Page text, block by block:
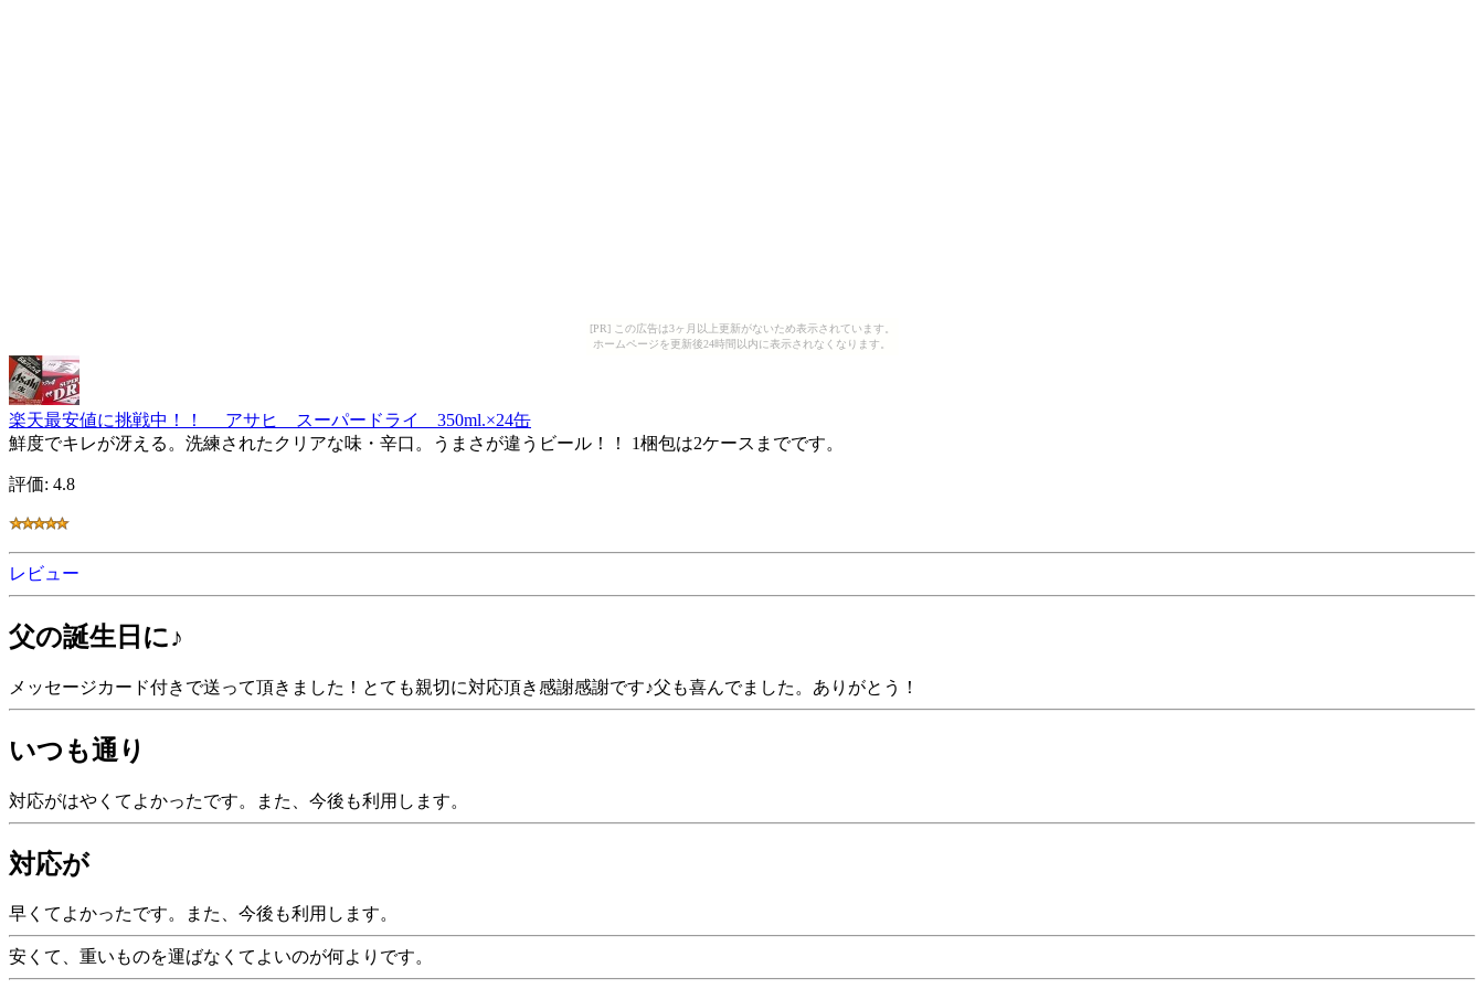
[PR] この広告は3ヶ月以上更新がないため表示されています。
ホームページを更新後24時間以内に表示されなくなります。
楽天最安値に挑戦中！！ アサヒ スーパードライ 350ml.×24缶
鮮度でキレが冴える。洗練されたクリアな味・辛口。うまさが違うビール！！ 1梱包は2ケースまでです。
評価: 4.8
レビュー
父の誕生日に♪
メッセージカード付きで送って頂きました！とても親切に対応頂き感謝感謝です♪父も喜んでました。ありがとう！
いつも通り
対応がはやくてよかったです。また、今後も利用します。
対応が
早くてよかったです。また、今後も利用します。
安くて、重いものを運ばなくてよいのが何よりです。